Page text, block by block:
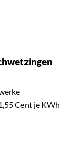
Cent je KWh